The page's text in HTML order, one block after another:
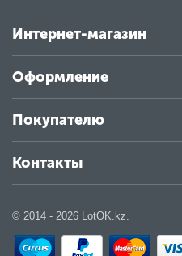
Интернет-магазин
Оформление
Покупателю
Контакты
© 2014 - 2026 LotOK.kz.